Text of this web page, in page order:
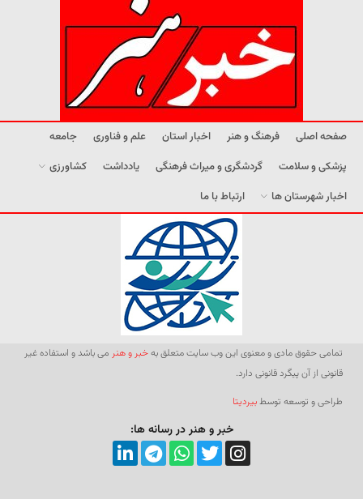
صفحه اصلی فرهنگ و هنر اخبار استان علم و فناوری
جامعه
پزشکی و سلامت
گردشگری و میراث فرهنگی یادداشت
کشاورزی
اخبار شهرستان ها
ارتباط با ما
تمامی حقوق مادی و معنوی این وب سایت متعلق بهخبر و هنر می باشد و استفاده غیر
قانونی از آن پیگرد قانونی دارد.
طراحی و توسعه توسطبیردیتا
خبر و هنر در رسانه ها: